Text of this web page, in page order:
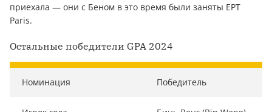
приехала — они с Беном в это время были заняты EPT
Paris.
Остальные победители GPA 2024
Номинация Победитель